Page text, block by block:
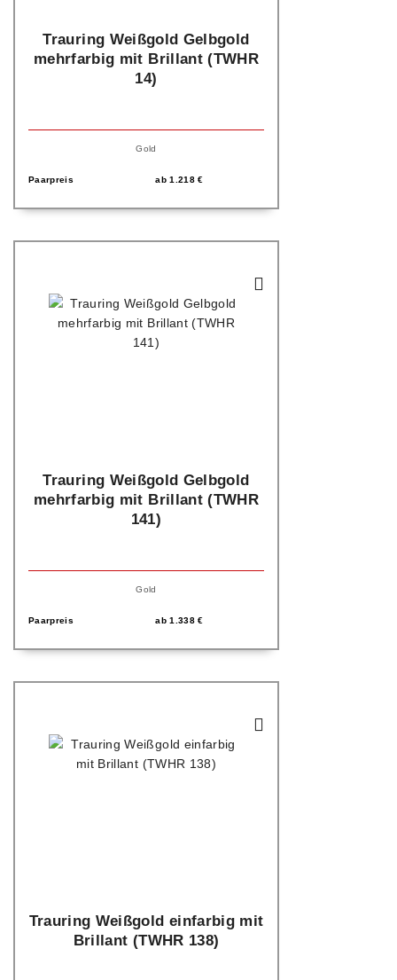
Trauring Weißgold Gelbgold
mehrfarbig mit Brillant (TWHR
14)
Gold
Paarpreis ab1.218€
Trauring Weißgold Gelbgold
mehrfarbig mit Brillant (TWHR
141)
Gold
Paarpreis ab1.338€
Trauring Weißgold einfarbig mit
Brillant (TWHR 138)